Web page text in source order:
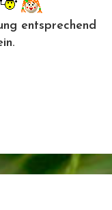
entsprechend